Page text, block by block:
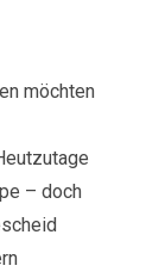
möchten
– doch